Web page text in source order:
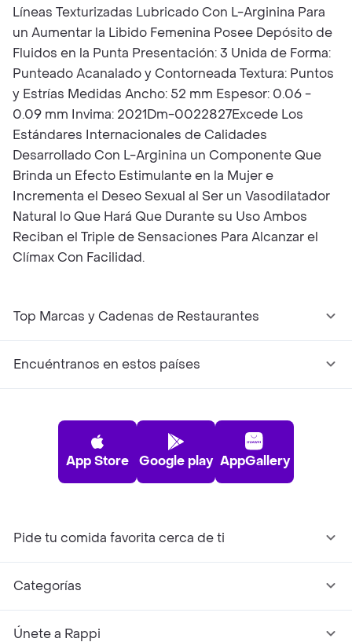
Líneas Texturizadas Lubricado Con L-Arginina Para
un Aumentar la Libido Femenina Posee Depósito de
Fluidos en la Punta Presentación: 3 Unida de Forma:
Punteado Acanalado y Contorneada Textura: Puntos
y Estrías Medidas Ancho: 52 mm Espesor: 0.06 -
0.09 mm Invima: 2021Dm-0022827Excede Los
Estándares Internacionales de Calidades
Desarrollado Con L-Arginina un Componente Que
Brinda un Efecto Estimulante en la Mujer e
Incrementa el Deseo Sexual al Ser un Vasodilatador
Natural lo Que Hará Que Durante su Uso Ambos
Reciban el Triple de Sensaciones Para Alcanzar el
Clímax Con Facilidad.
Top Marcas y Cadenas de Restaurantes
Encuéntranos en estos países
App Store Google play AppGallery
Pide tu comida favorita cerca de ti
Categorías
Únete a Rappi